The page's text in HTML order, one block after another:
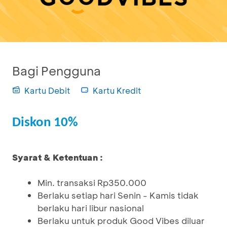
Bagi Pengguna
Kartu Debit Kartu Kredit
Diskon 10%
Syarat & Ketentuan :
Min. transaksi Rp350.000
Berlaku setiap hari Senin - Kamis tidak
berlaku hari libur nasional
Berlaku untuk produk Good Vibes diluar